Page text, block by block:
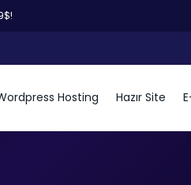
Hosting Hazır Site